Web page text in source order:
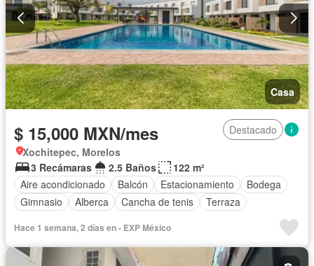
Casa
$ 15,000 MXN/mes
Destacado
Xochitepec, Morelos
3 Recámaras
2.5 Baños
122 m²
Aire acondicionado
Balcón Estacionamiento
Bodega
Gimnasio
Alberca Cancha de tenis Terraza
Hace 1 semana, 2 días en - EXP México